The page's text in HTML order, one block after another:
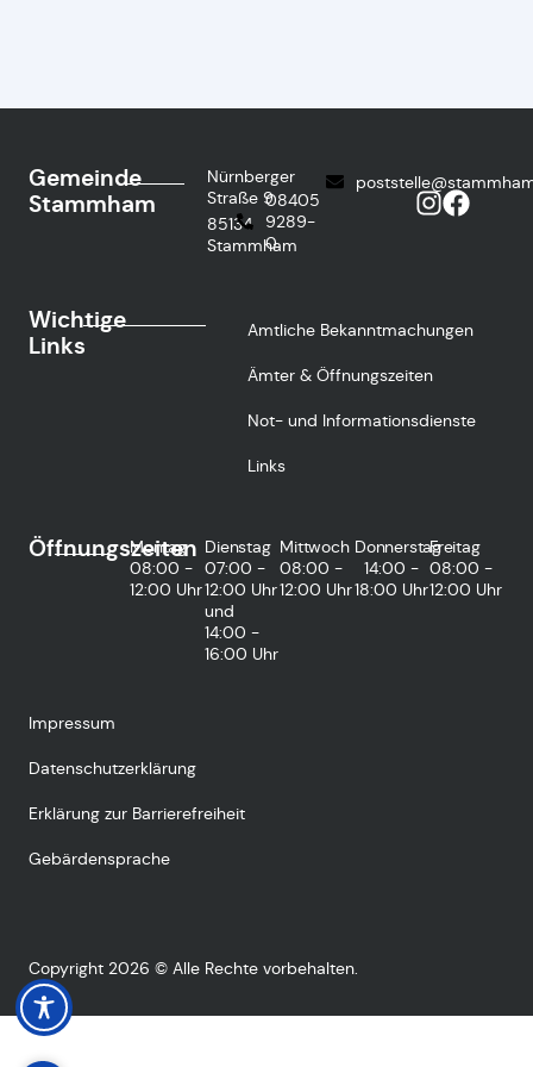
Gemeinde
Stammham
Nürnberger
Straße 9
85134
Stammham
08405
9289-
0
Wichtige
Links
Amtliche Bekanntmachungen
Ämter & Öffnungszeiten
Not- und Informationsdienste
Links
Öffnungszeiten
Montag
08:00 -
12:00 Uhr
Dienstag
07:00 -
12:00 Uhr
und
14:00 -
16:00 Uhr
Mittwoch
08:00 -
12:00 Uhr
Donnerstag
14:00 -
18:00 Uhr
Freitag
08:00 -
12:00 Uhr
Impressum
Datenschutzerklärung
Erklärung zur Barrierefreiheit
Gebärdensprache
Copyright 2026 © Alle Rechte vorbehalten.